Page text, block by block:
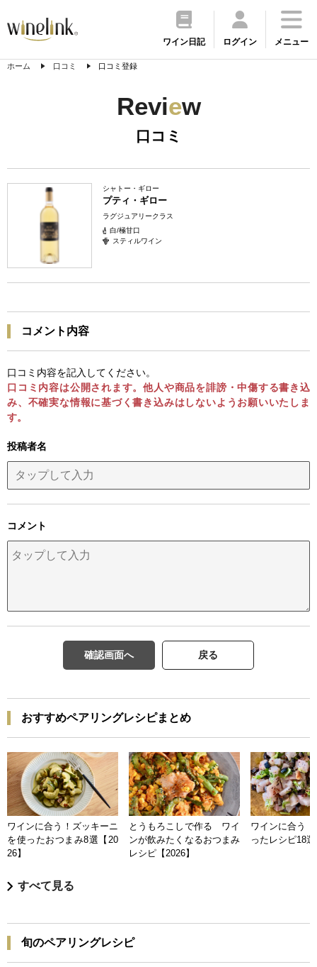
ワイン日記 ログイン メニュー
ホーム 口コミ 口コミ登録
Review
口コミ
シャトー・ギロー
プティ・ギロー
ラグジュアリークラス
白/極甘口
スティルワイン
コメント内容
口コミ内容を記入してください。
口コミ内容は公開されます。他人や商品を誹謗・中傷する書き込
み、不確実な情報に基づく書き込みはしないようお願いいたしま
す。
投稿者名
コメント
確認画面へ 戻る
おすすめペアリングレシピまとめ
ワインに合う！ズッキーニ
を使ったおつまみ8選【20
26】
とうもろこしで作る ワイ
ンが飲みたくなるおつまみ
レシピ【2026】
ワインに合う
ったレシピ18
すべて見る
旬のペアリングレシピ